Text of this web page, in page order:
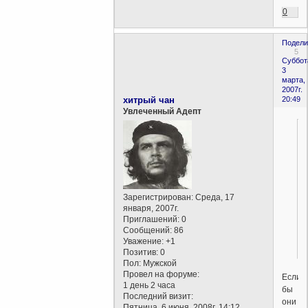
0
5
3
марта,
2007г.
20:49
хитрый чан
Увлеченный Адепт
Зарегистрирован: Среда, 17
января, 2007г.
Приглашений: 0
Сообщений: 86
Уважение: +1
Позитив: 0
Пол: Мужской
Провел на форуме:
1 день 2 часа
Последний визит:
Если
бы
они